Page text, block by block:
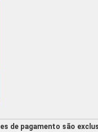
de pagamento são